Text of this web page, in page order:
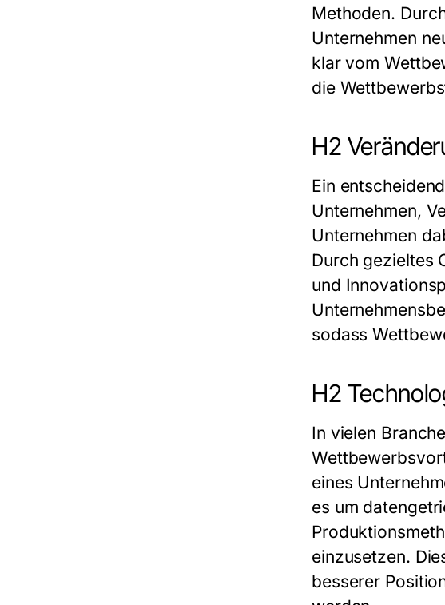
Methoden.
Unternehmen
klar vom
die
H2
Ein
Unternehmen,
Unternehmen
Durch gezieltes
und
sodass
H2
In vielen
eines
es um
einzusetzen.
besserer